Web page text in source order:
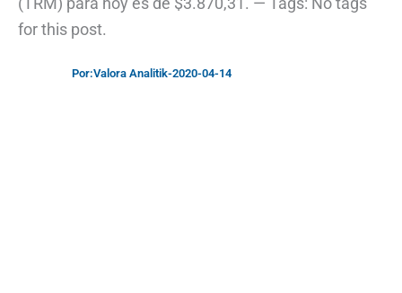
for this post.
Por:Valora Analitik-2020-04-14